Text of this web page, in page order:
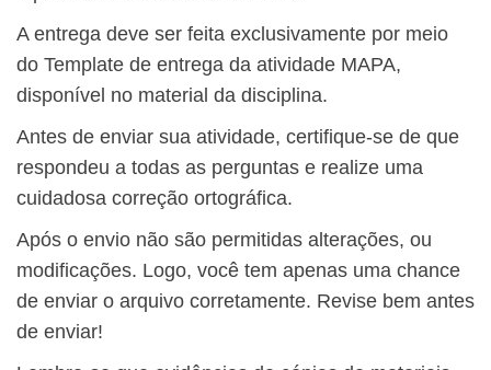
A entrega deve ser feita exclusivamente por meio
do Template de entrega da atividade MAPA,
disponível no material da disciplina.
Antes de enviar sua atividade, certifique-se de que
respondeu a todas as perguntas e realize uma
cuidadosa correção ortográfica.
Após o envio não são permitidas alterações, ou
modificações. Logo, você tem apenas uma chance
de enviar o arquivo corretamente. Revise bem antes
de enviar!